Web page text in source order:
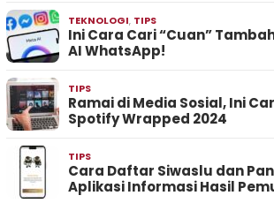
TEKNOLOGI, TIPS
Ini Cara Cari “Cuan”
AI WhatsApp!
TIPS
Ramai di Media Sosial, Ini
Spotify Wrapped 2024
TIPS
Cara Daftar Siwaslu dan
Aplikasi Informasi Hasil